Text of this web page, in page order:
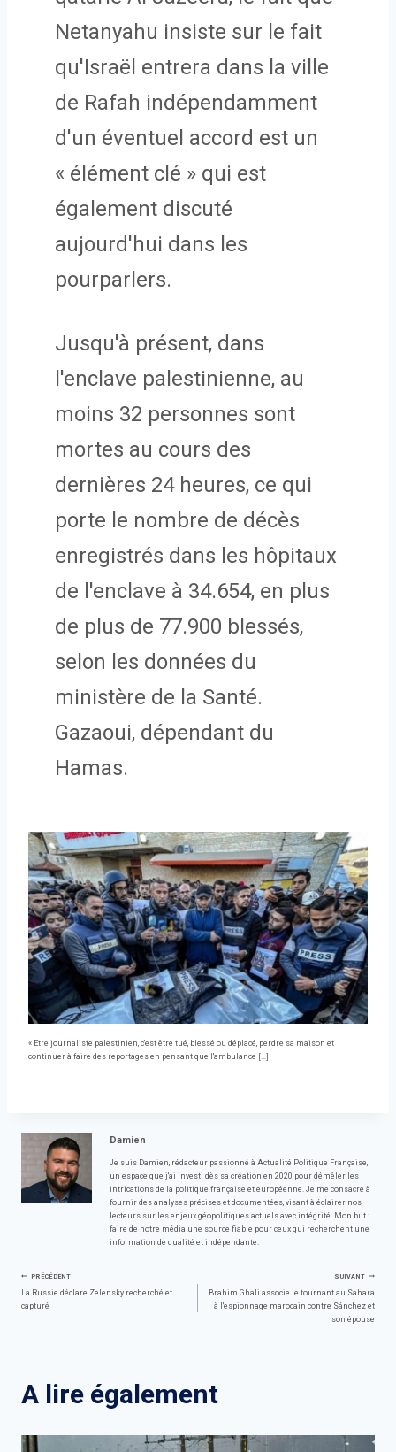
Netanyahu insiste sur le fait
qu'Israël entrera dans la ville
de Rafah indépendamment
d'un éventuel accord est un
« élément clé » qui est
également discuté
aujourd'hui dans les
pourparlers.
Jusqu'à présent, dans
l'enclave palestinienne, au
moins 32 personnes sont
mortes au cours des
dernières 24 heures, ce qui
porte le nombre de décès
enregistrés dans les hôpitaux
de l'enclave à 34.654, en plus
de plus de 77.900 blessés,
selon les données du
ministère de la Santé.
Gazaoui, dépendant du
Hamas.
« Etre journaliste palestinien, c'est être tué, blessé ou déplacé, perdre sa maison et
continuer à faire des reportages en pensant que l'ambulance […]
Damien
Je suis Damien, rédacteur passionné à Actualité Politique Française,
un espace que j'ai investi dès sa création en 2020 pour démêler les
intrications de la politique française et européenne. Je me consacre à
fournir des analyses précises et documentées, visant à éclairer nos
lecteurs sur les enjeux géopolitiques actuels avec intégrité. Mon but :
faire de notre média une source fiable pour ceux qui recherchent une
information de qualité et indépendante.
Navigation
PRÉCÉDENT
La Russie déclare Zelensky recherché et
capturé
SUIVANT
Brahim Ghali associe le tournant au Sahara
à l'espionnage marocain contre Sánchez et
son épouse
A lire également